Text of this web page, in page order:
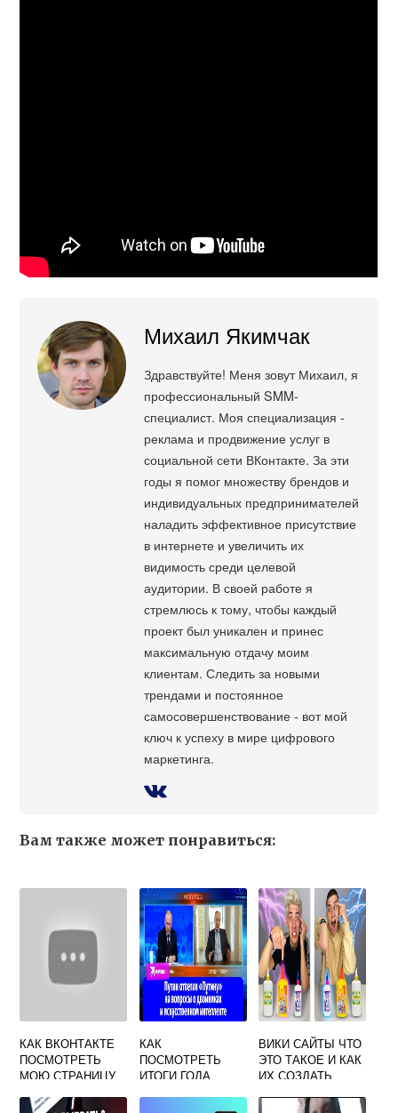
Михаил Якимчак
Здравствуйте! Меня зовут Михаил, я
профессиональный SMM-
специалист. Моя специализация -
реклама и продвижение услуг в
социальной сети ВКонтакте. За эти
годы я помог множеству брендов и
индивидуальных предпринимателей
наладить эффективное присутствие
в интернете и увеличить их
видимость среди целевой
аудитории. В своей работе я
стремлюсь к тому, чтобы каждый
проект был уникален и принес
максимальную отдачу моим
клиентам. Следить за новыми
трендами и постоянное
самосовершенствование - вот мой
ключ к успеху в мире цифрового
маркетинга.
Вам также может понравиться:
КАК ВКОНТАКТЕ
ПОСМОТРЕТЬ
МОЮ СТРАНИЦУ
КАК
ПОСМОТРЕТЬ
ИТОГИ ГОДА
ВИКИ САЙТЫ ЧТО
ЭТО ТАКОЕ И КАК
ИХ СОЗДАТЬ